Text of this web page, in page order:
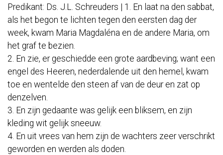
Predikant: Ds. J.L. Schreuders | 1. En laat na den sabbat,
als het begon te lichten tegen den eersten dag der
week, kwam Maria Magdaléna en de andere Maria, om
het graf te bezien.
2. En zie, er geschiedde een grote aardbeving; want een
engel des Heeren, nederdalende uit den hemel, kwam
toe en wentelde den steen af van de deur en zat op
denzelven.
3. En zijn gedaante was gelijk een bliksem, en zijn
kleding wit gelijk sneeuw.
4. En uit vrees van hem zijn de wachters zeer verschrikt
geworden en werden als doden.